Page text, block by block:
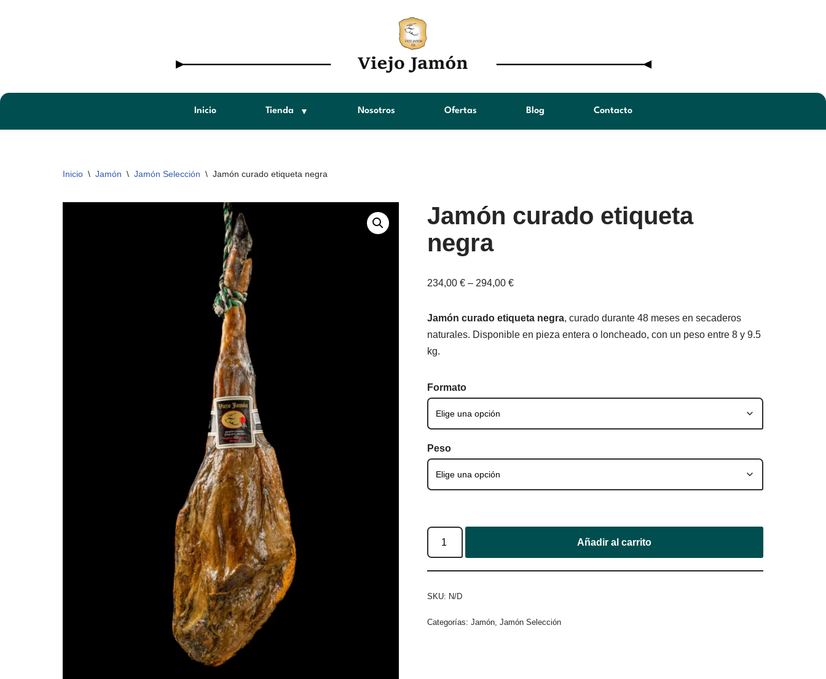
Inicio Tienda Nosotros Ofertas Blog Contacto
Inicio \ Jamón \ Jamón Selección \ Jamón curado etiqueta negra
Jamón curado etiqueta
negra
234,00 €– 294,00 €
Jamón curado etiqueta negra, curado durante 48 meses en secaderos
naturales. Disponible en pieza entera o loncheado, con un peso entre 8 y 9.5
kg.
Formato
Peso
Añadir al carrito
SKU: N/D
Categorías: Jamón, Jamón Selección